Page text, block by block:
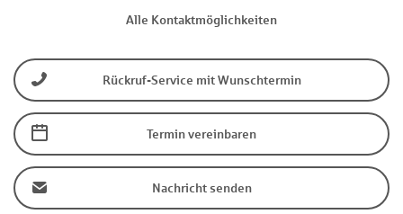
Alle Kontaktmöglichkeiten
Rückruf-Service mit Wunschtermin
Termin vereinbaren
Nachricht senden